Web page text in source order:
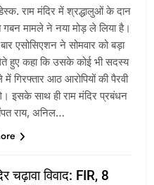
राम मंदिर में श्रद्धालुओं के दान
मामले ने नया मोड़ ले लिया है।
एसोसिएशन ने सोमवार को बड़ा
हुए कहा कि उसके कोई भी सदस्य
गिरफ्तार आठ आरोपियों की पैरवी
इसके साथ ही राम मंदिर प्रबंधन
राय, अनिल…
चढ़ावा विवाद: FIR, 8